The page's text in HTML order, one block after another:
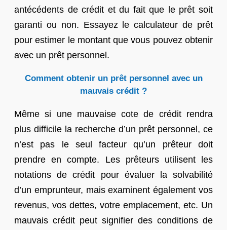
antécédents de crédit et du fait que le prêt soit
garanti ou non. Essayez le calculateur de prêt
pour estimer le montant que vous pouvez obtenir
avec un prêt personnel.
Comment obtenir un prêt personnel avec un
mauvais crédit ?
Même si une mauvaise cote de crédit rendra
plus difficile la recherche d’un prêt personnel, ce
n’est pas le seul facteur qu’un prêteur doit
prendre en compte. Les prêteurs utilisent les
notations de crédit pour évaluer la solvabilité
d’un emprunteur, mais examinent également vos
revenus, vos dettes, votre emplacement, etc. Un
mauvais crédit peut signifier des conditions de